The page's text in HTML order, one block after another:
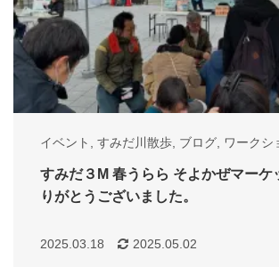
イベント , すみだ川散歩, ブログ, ワークシ
すみだ３M 春うらら そよかぜマーケ
りがとうございました。
2025.03.18 2025.05.02